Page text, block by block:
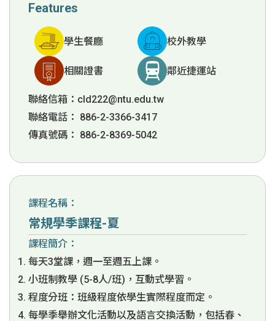
Features
學生餐廳 校外教學
相關證書 鄰近捷運站
聯絡信箱： cld222@ntu.edu.tw
聯絡電話： 886-2-3366-3417
傳真號碼： 886-2-8369-5042
課程名稱：
常規學季課程-夏
課程簡介：
每天3堂課，週一至週五上課。
小班制教學 (5-8人/班)，互動式學習。
程度分班：班級程度依學生實際程度而定。
每學季舉辦文化活動以及語言交換活動，包括春、